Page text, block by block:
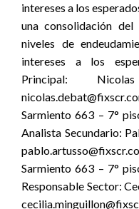
intereses a los
una consolidación
niveles de
intereses a los
Principal:
Sarmiento 663 – 7°
Analista Secundario:
Sarmiento 663 – 7°
Responsable Sector: